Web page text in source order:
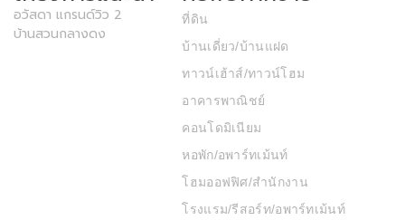
อวัสดา แกรนด์วิว 2
บ้านสวนกลางดง
ที่ดิน
บ้านเดี่ยว/บ้านแฝด
ทาวน์เฮ้าส์/ทาวน์โฮม
อาคารพาณิชย์
คอนโดมิเนียม
หอพัก/อพาร์ทเม้นท์
โฮมออฟฟิศ/สำนักงาน
โรงแรม/รีสอร์ท/อพาร์ทเม้นท์